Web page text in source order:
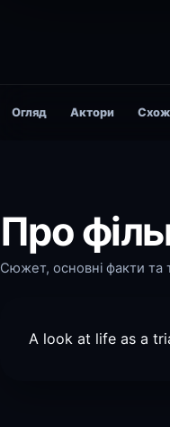
Огляд Актори
Про
Сюжет, основні факти та
A look at life as a